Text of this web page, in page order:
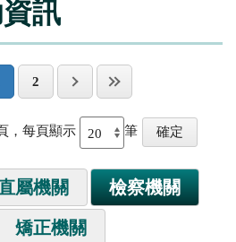
資訊
2
，每頁顯示 筆
屬機關 檢察機關
矯正機關